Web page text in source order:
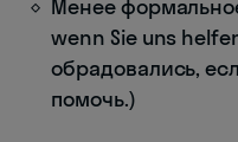
Менее
wenn Sie uns
обрадовались,
помочь.)